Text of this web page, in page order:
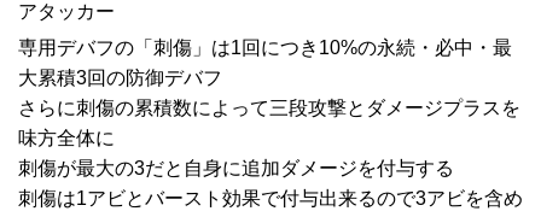
アタッカー
専用デバフの「刺傷」は1回につき10%の永続・必中・最
大累積3回の防御デバフ
さらに刺傷の累積数によって三段攻撃とダメージプラスを
味方全体に
刺傷が最大の3だと自身に追加ダメージを付与する
刺傷は1アビとバースト効果で付与出来るので3アビを含め